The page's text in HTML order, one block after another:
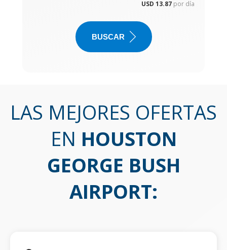
USD 13.87 por día
BUSCAR
LAS MEJORES OFERTAS
EN HOUSTON
GEORGE BUSH
AIRPORT: